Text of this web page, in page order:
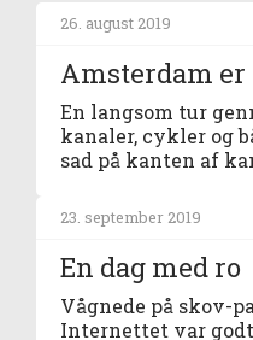
26. august 2019
Amsterdam er
En langsom tur
kanaler, cykler og
sad på kanten af
23. september 2019
En dag med ro
Vågnede på skov-
Internettet var